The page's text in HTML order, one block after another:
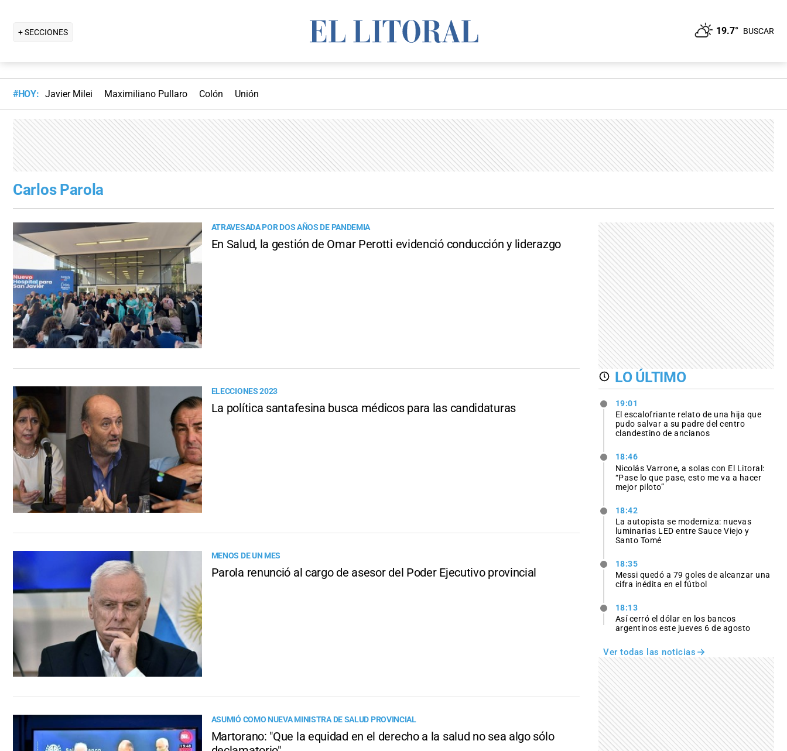
+ SECCIONES 19.7° BUSCAR
#HOY: Javier Milei Maximiliano Pullaro Colón Unión
Carlos Parola
ATRAVESADA POR DOS AÑOS DE PANDEMIA
En Salud, la gestión de Omar Perotti evidenció conducción y liderazgo
ELECCIONES 2023
La política santafesina busca médicos para las candidaturas
MENOS DE UN MES
Parola renunció al cargo de asesor del Poder Ejecutivo provincial
ASUMIÓ COMO NUEVA MINISTRA DE SALUD PROVINCIAL
Martorano: "Que la equidad en el derecho a la salud no sea algo sólo
LO ÚLTIMO
19:01
El escalofriante relato de una hija que
pudo salvar a su padre del centro
clandestino de ancianos
18:46
Nicolás Varrone, a solas con El Litoral:
“Pase lo que pase, esto me va a hacer
mejor piloto”
18:42
La autopista se moderniza: nuevas
luminarias LED entre Sauce Viejo y
Santo Tomé
18:35
Messi quedó a 79 goles de alcanzar una
cifra inédita en el fútbol
18:13
Así cerró el dólar en los bancos
argentinos este jueves 6 de agosto
Ver todas las noticias